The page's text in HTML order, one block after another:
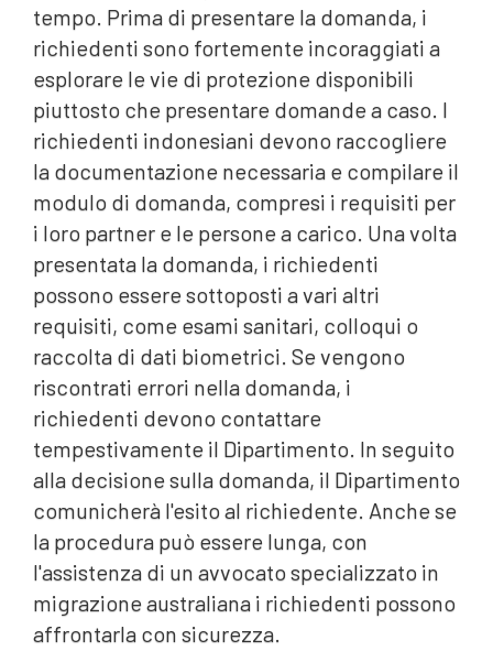
tempo. Prima di presentare la domanda, i
richiedenti sono fortemente incoraggiati a
esplorare le vie di protezione disponibili
piuttosto che presentare domande a caso. I
richiedenti indonesiani devono raccogliere
la documentazione necessaria e compilare il
modulo di domanda, compresi i requisiti per
i loro partner e le persone a carico. Una volta
presentata la domanda, i richiedenti
possono essere sottoposti a vari altri
requisiti, come esami sanitari, colloqui o
raccolta di dati biometrici. Se vengono
riscontrati errori nella domanda, i
richiedenti devono contattare
tempestivamente il Dipartimento. In seguito
alla decisione sulla domanda, il Dipartimento
comunicherà l'esito al richiedente. Anche se
la procedura può essere lunga, con
l'assistenza di un avvocato specializzato in
migrazione australiana i richiedenti possono
affrontarla con sicurezza.